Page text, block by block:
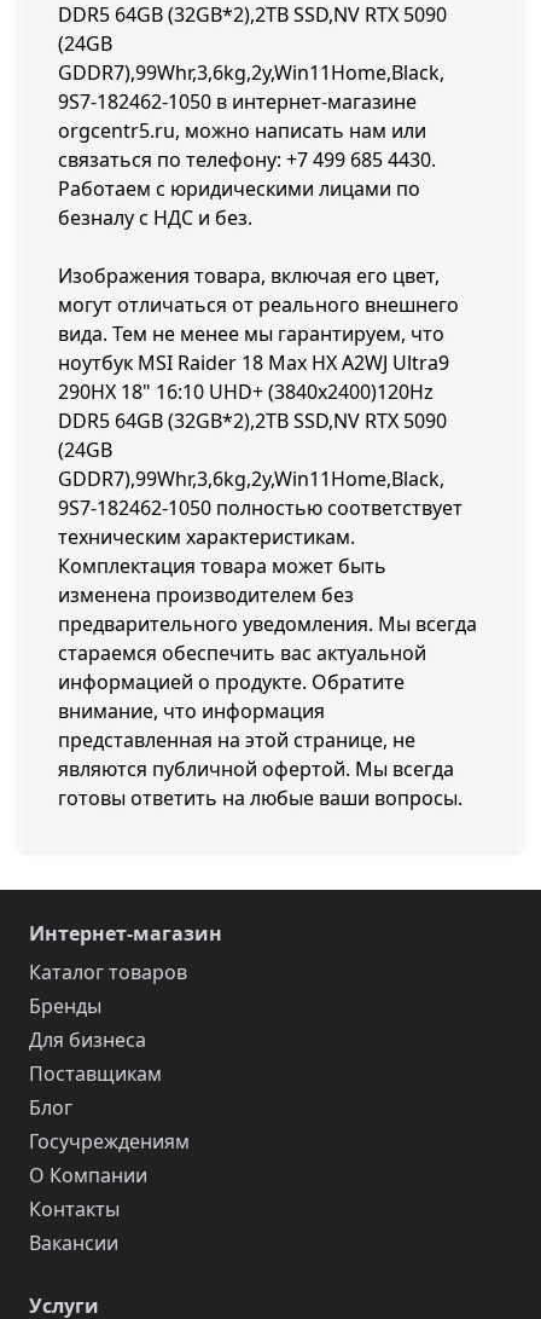
DDR5 64GB (32GB*2),2TB SSD,NV RTX 5090
(24GB
GDDR7),99Whr,3,6kg,2y,Win11Home,Black,
9S7-182462-1050 в интернет-магазине
orgcentr5.ru, можно написать нам или
связаться по телефону: +7 499 685 4430.
Работаем с юридическими лицами по
безналу с НДС и без.
Изображения товара, включая его цвет,
могут отличаться от реального внешнего
вида. Тем не менее мы гарантируем, что
ноутбук MSI Raider 18 Max HX A2WJ Ultra9
290HX 18" 16:10 UHD+ (3840x2400)120Hz
DDR5 64GB (32GB*2),2TB SSD,NV RTX 5090
(24GB
GDDR7),99Whr,3,6kg,2y,Win11Home,Black,
9S7-182462-1050 полностью соответствует
техническим характеристикам.
Комплектация товара может быть
изменена производителем без
предварительного уведомления. Мы всегда
стараемся обеспечить вас актуальной
информацией о продукте. Обратите
внимание, что информация
представленная на этой странице, не
являются публичной офертой. Мы всегда
готовы ответить на любые ваши вопросы.
Интернет-магазин
Каталог товаров
Бренды
Для бизнеса
Поставщикам
Блог
Госучреждениям
О Компании
Контакты
Вакансии
Услуги